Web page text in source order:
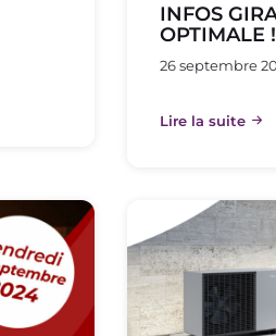
INFOS
OPTIMALE !
26 septembre
Lire la suite